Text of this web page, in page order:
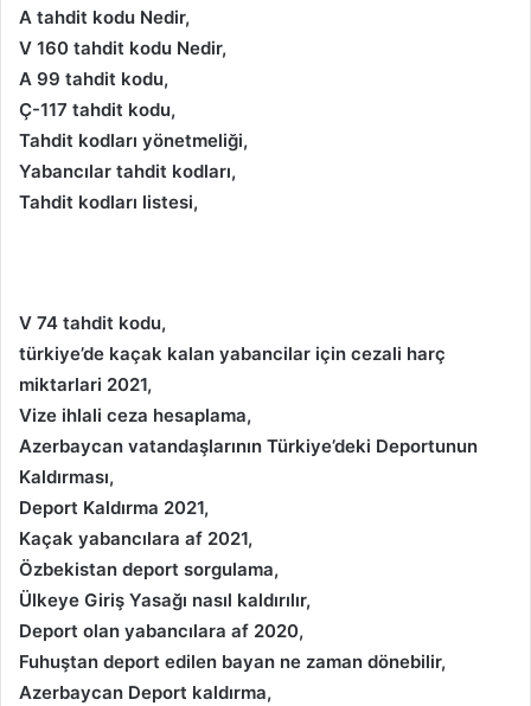
A tahdit kodu Nedir,
V 160 tahdit kodu Nedir,
A 99 tahdit kodu,
Ç-117 tahdit kodu,
Tahdit kodları yönetmeliği,
Yabancılar tahdit kodları,
Tahdit kodları listesi,
V 74 tahdit kodu,
türkiye’de kaçak kalan yabancilar için cezali harç
miktarlari 2021,
Vize ihlali ceza hesaplama,
Azerbaycan vatandaşlarının Türkiye’deki Deportunun
Kaldırması,
Deport Kaldırma 2021,
Kaçak yabancılara af 2021,
Özbekistan deport sorgulama,
Ülkeye Giriş Yasağı nasıl kaldırılır,
Deport olan yabancılara af 2020,
Fuhuştan deport edilen bayan ne zaman dönebilir,
Azerbaycan Deport kaldırma,